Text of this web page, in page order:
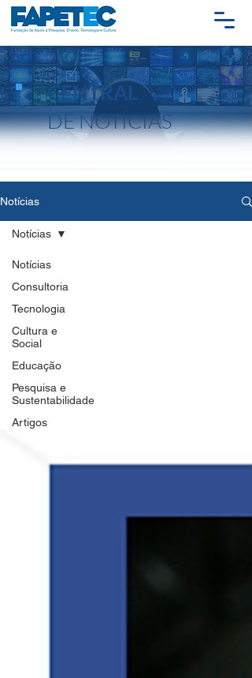
CENTRAL
DE NOTÍCIAS
Notícias
Notícias
Consultoria
Tecnologia
Cultura e
Social
Educação
Pesquisa e
Sustentabilidade
Artigos
Notícias